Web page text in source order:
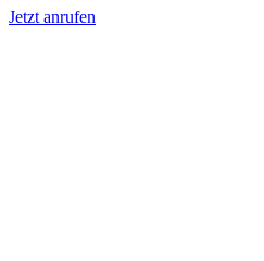
Jetzt anrufen